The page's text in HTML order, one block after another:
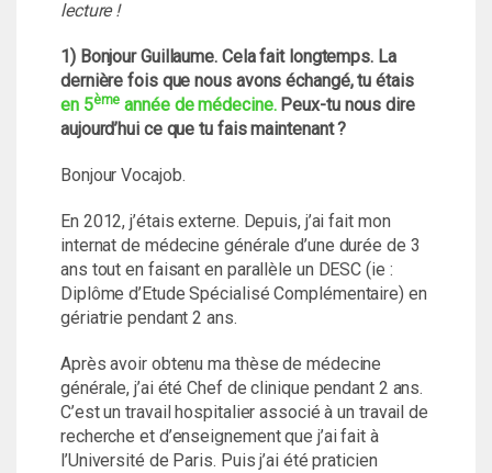
lecture !
1) Bonjour Guillaume. Cela fait longtemps. La
dernière fois que nous avons échangé, tu étais
en 5ème année de médecine.Peux-tu nous dire
aujourd’hui ce que tu fais maintenant ?
Bonjour Vocajob.
En 2012, j’étais externe. Depuis, j’ai fait mon
internat de médecine générale d’une durée de 3
ans tout en faisant en parallèle un DESC (ie :
Diplôme d’Etude Spécialisé Complémentaire) en
gériatrie pendant 2 ans.
Après avoir obtenu ma thèse de médecine
générale, j’ai été Chef de clinique pendant 2 ans.
C’est un travail hospitalier associé à un travail de
recherche et d’enseignement que j’ai fait à
l’Université de Paris. Puis j’ai été praticien